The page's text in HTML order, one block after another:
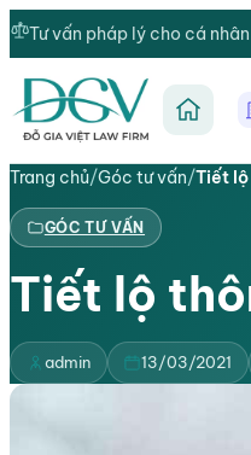
Tư vấn pháp lý cho cá
Trang
Trang chủ/Góc tư vấn/Tiết
GÓC TƯ VẤN
Tiết lộ
admin 13/03/2021